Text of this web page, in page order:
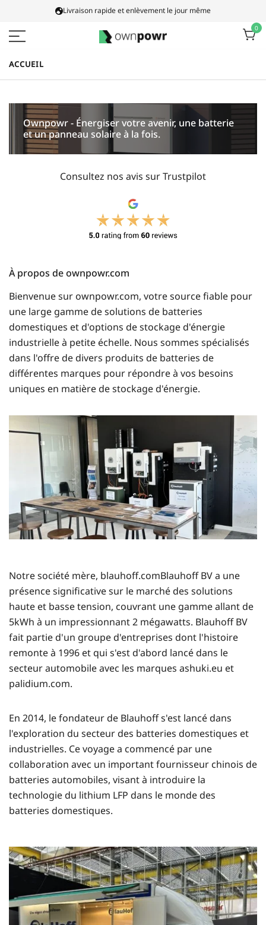
contenu
Livraison rapide et enlèvement le jour même
0
ACCUEIL
Ownpowr - Énergiser votre avenir, une batterie
et un panneau solaire à la fois.
Consultez nos avis sur Trustpilot
À propos de ownpowr.com
Bienvenue sur ownpowr.com, votre source fiable pour
une large gamme de solutions de batteries
domestiques et d'options de stockage d'énergie
industrielle à petite échelle. Nous sommes spécialisés
dans l'offre de divers produits de batteries de
différentes marques pour répondre à vos besoins
uniques en matière de stockage d'énergie.
Notre société mère, blauhoff.comBlauhoff BV a une
présence significative sur le marché des solutions
haute et basse tension, couvrant une gamme allant de
5kWh à un impressionnant 2 mégawatts. Blauhoff BV
fait partie d'un groupe d'entreprises dont l'histoire
remonte à 1996 et qui s'est d'abord lancé dans le
secteur automobile avec les marques ashuki.eu et
palidium.com.
En 2014, le fondateur de Blauhoff s'est lancé dans
l'exploration du secteur des batteries domestiques et
industrielles. Ce voyage a commencé par une
collaboration avec un important fournisseur chinois de
batteries automobiles, visant à introduire la
technologie du lithium LFP dans le monde des
batteries domestiques.